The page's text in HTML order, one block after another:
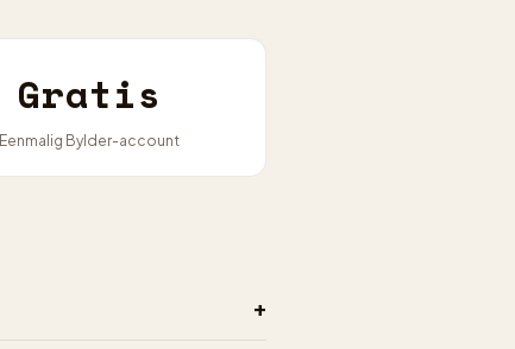
Gratis
Eenmalig Bylder-account
+